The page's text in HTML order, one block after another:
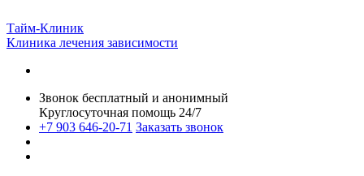
Тайм-Клиник
Клиника лечения зависимости
Звонок бесплатный и анонимный
Круглосуточная помощь 24/7
+7 903 646-20-71 Заказать звонок